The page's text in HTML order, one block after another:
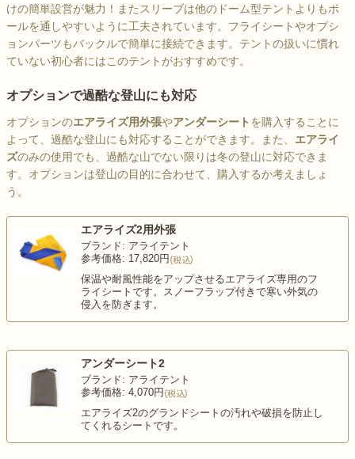
けの簡単設営が魅力！またスリーブは他のドーム型テントよりもポ
ールを通しやすいように工夫されています。フライシートやオプシ
ョンパーツもバックルで簡単に接続できます。テントの扱いに慣れ
ていない初心者にはこのテントがおすすめです。
オプションで過酷な登山にも対応
オプションのエアライズ用外張やアンダーシート を購入することに
よって、過酷な登山にも対応することができます。また、 エアライ
ズのみの使用でも、過酷な山でない限りは冬の登山に対応できま
す。オプションは登山の目的に合わせて、購入するか考えましょ
う。
エアライズ2用外張
ブランド: アライテント
参考価格: 17,820円
保温や耐風性能をアップさせるエアライズ専用のフ
ライシートです。スノーフラップ付きで寒い外気の
侵入を防ぎます。
アンダーシート2
ブランド: アライテント
参考価格: 4,070円
エアライズ2のグランドシートの汚れや破損を防止し
てくれるシートです。